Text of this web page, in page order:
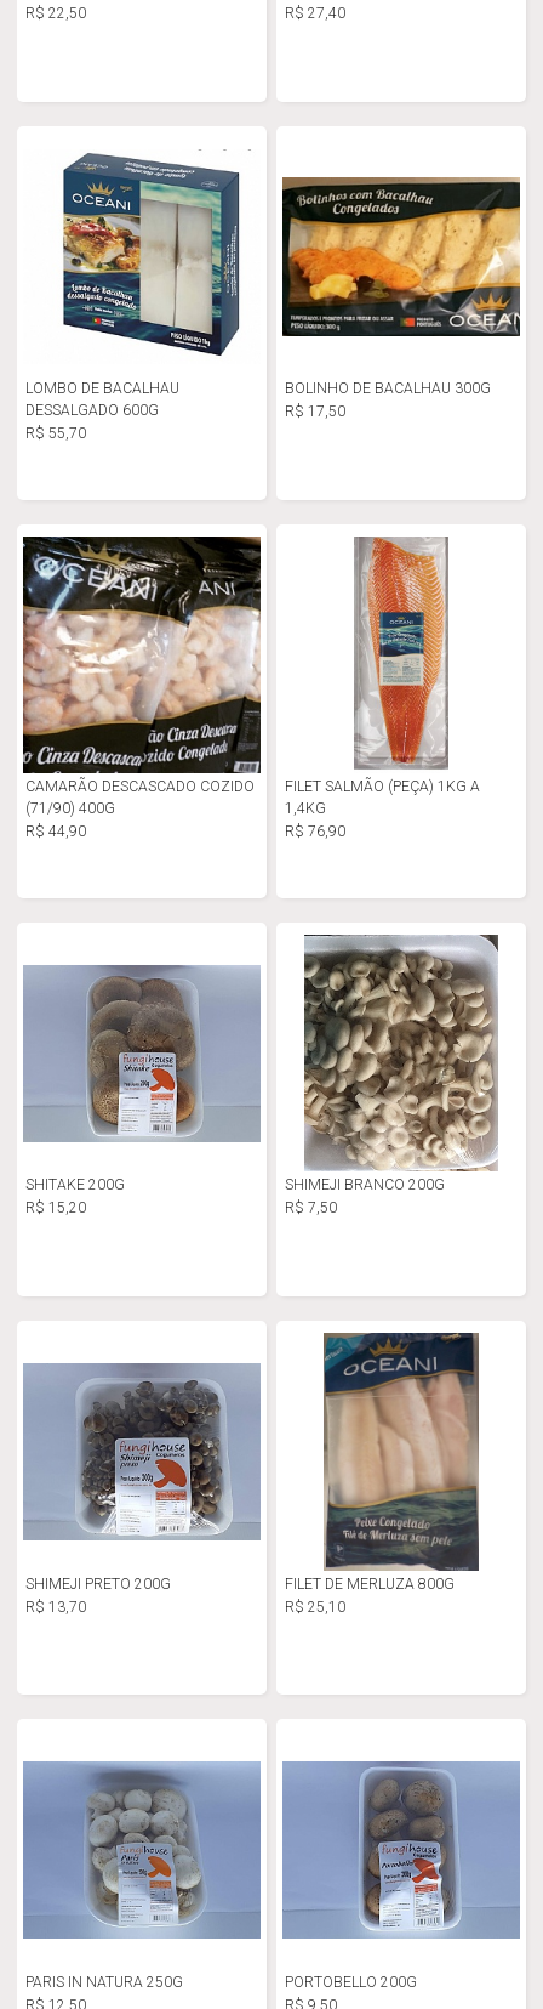
R$ 22,50
R$ 27,40
LOMBO DE BACALHAU
DESSALGADO 600G
R$ 55,70
BOLINHO DE BACALHAU 300G
R$ 17,50
CAMARÃO DESCASCADO COZIDO
(71/90) 400G
R$ 44,90
FILET SALMÃO (PEÇA) 1KG A
1,4KG
R$ 76,90
SHITAKE 200G
R$ 15,20
SHIMEJI BRANCO 200G
R$ 7,50
SHIMEJI PRETO 200G
R$ 13,70
FILET DE MERLUZA 800G
R$ 25,10
PARIS IN NATURA 250G
R$ 12,50
PORTOBELLO 200G
R$ 9,50